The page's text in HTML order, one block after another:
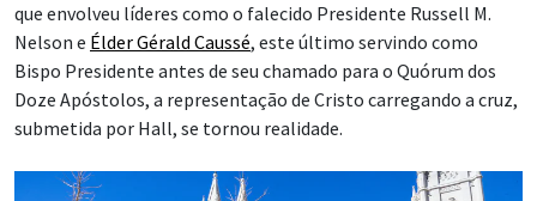
que envolveu líderes como o falecido Presidente Russell M.
Nelson e Élder Gérald Caussé, este último servindo como
Bispo Presidente antes de seu chamado para o Quórum dos
Doze Apóstolos, a representação de Cristo carregando a cruz,
submetida por Hall, se tornou realidade.